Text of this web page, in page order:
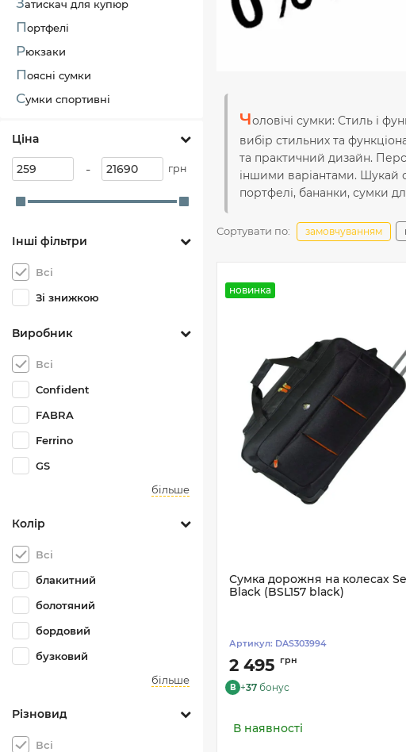
Затискач для купюр
Портфелі
Рюкзаки
Поясні сумки
Сумки спортивні
Ціна
- грн
Інші фільтри
Всі
Зі знижкою
Виробник
Всі
Confident
FABRA
Ferrino
GS
більше
Колір
Всі
блакитний
болотяний
бордовий
бузковий
більше
Різновид
Всі
Чоловічі сумки: Стиль і
вибір стильних та
та практичний дизайн.
іншими варіантами. Шукай
портфелі, бананки, сумки
Сортувати по: замовчуванням
новинка
Сумка дорожня на колесах
Black (BSL157 black)
Артикул: DAS303994
2 495 грн
B +37 бонус
В наявності